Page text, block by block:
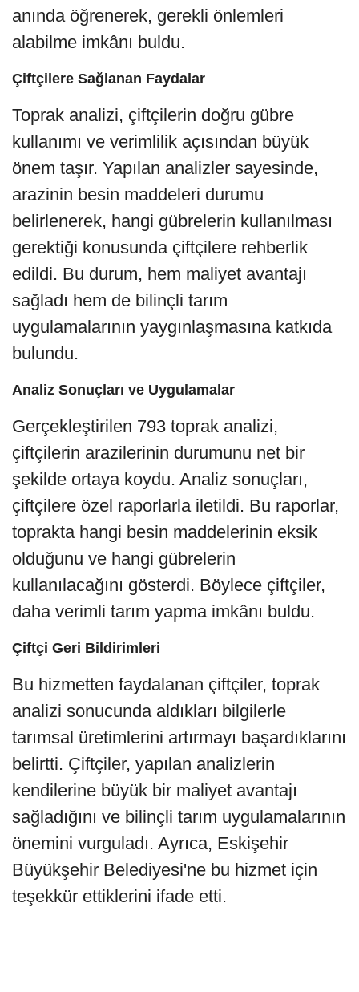
anında öğrenerek, gerekli önlemleri
alabilme imkânı buldu.
Çiftçilere Sağlanan Faydalar
Toprak analizi, çiftçilerin doğru gübre
kullanımı ve verimlilik açısından büyük
önem taşır. Yapılan analizler sayesinde,
arazinin besin maddeleri durumu
belirlenerek, hangi gübrelerin kullanılması
gerektiği konusunda çiftçilere rehberlik
edildi. Bu durum, hem maliyet avantajı
sağladı hem de bilinçli tarım
uygulamalarının yaygınlaşmasına katkıda
bulundu.
Analiz Sonuçları ve Uygulamalar
Gerçekleştirilen 793 toprak analizi,
çiftçilerin arazilerinin durumunu net bir
şekilde ortaya koydu. Analiz sonuçları,
çiftçilere özel raporlarla iletildi. Bu raporlar,
toprakta hangi besin maddelerinin eksik
olduğunu ve hangi gübrelerin
kullanılacağını gösterdi. Böylece çiftçiler,
daha verimli tarım yapma imkânı buldu.
Çiftçi Geri Bildirimleri
Bu hizmetten faydalanan çiftçiler, toprak
analizi sonucunda aldıkları bilgilerle
tarımsal üretimlerini artırmayı başardıklarını
belirtti. Çiftçiler, yapılan analizlerin
kendilerine büyük bir maliyet avantajı
sağladığını ve bilinçli tarım uygulamalarının
önemini vurguladı. Ayrıca, Eskişehir
Büyükşehir Belediyesi'ne bu hizmet için
teşekkür ettiklerini ifade etti.